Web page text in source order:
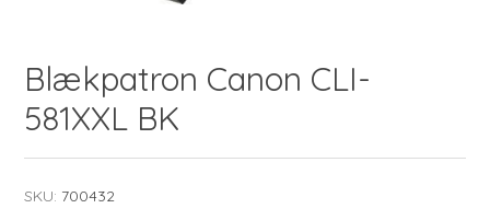
Blækpatron Canon CLI-
581XXL BK
SKU: 700432